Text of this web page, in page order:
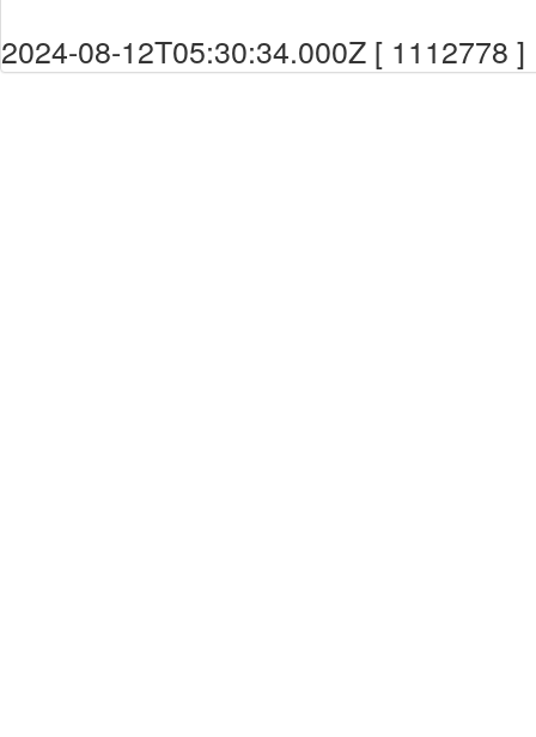
2024-08-12T05:30:34.000Z [ 1112778 ]